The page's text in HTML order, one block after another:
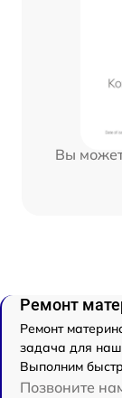
Вы
Ремонт
Ремонт
задача для
Выполним
Позвоните